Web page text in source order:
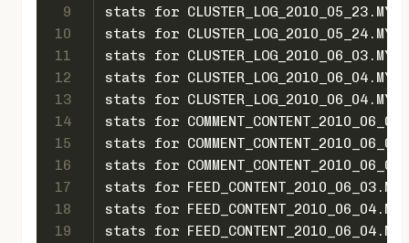
9
10
11
12
13
14
15
16
17
18
19
stats for
stats for
stats for
stats for
stats for
stats for
stats for
stats for
stats for
stats for
stats for